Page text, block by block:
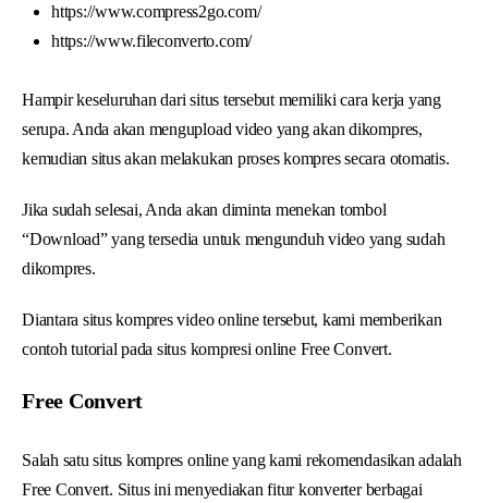
https://www.compress2go.com/
https://www.fileconverto.com/
Hampir keseluruhan dari situs tersebut memiliki cara kerja yang
serupa. Anda akan mengupload video yang akan dikompres,
kemudian situs akan melakukan proses kompres secara otomatis.
Jika sudah selesai, Anda akan diminta menekan tombol
“Download” yang tersedia untuk mengunduh video yang sudah
dikompres.
Diantara situs kompres video online tersebut, kami memberikan
contoh tutorial pada situs kompresi online Free Convert.
Free Convert
Salah satu situs kompres online yang kami rekomendasikan adalah
Free Convert. Situs ini menyediakan fitur konverter berbagai